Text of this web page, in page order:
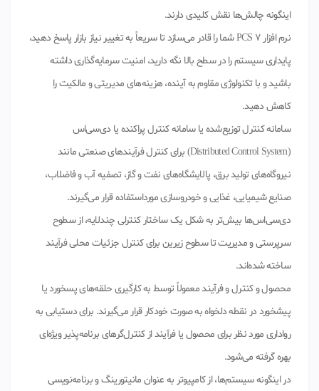
اینگونه چالش‌ها نقش کلیدی دارند.
نرم افزار PCS 7 شما را قادر می‌سازد تا سریعاً به تغییر نیاز بازار پاسخ دهید،
پایداری سیستم را در سطح بالا نگه دارید، امنیت سرمایه‌گذاری داشته
باشید و با تکنولوژی مقاوم به آینده، هزینه‌های مدیریتی و مالکیت را
کاهش دهید.
سامانه کنترل توزیع‌شده یا سامانه کنترل پراکنده یا دی‌سی‌اس
(Distributed Control System) برای کنترل فرآیندهای صنعتی مانند
نیروگاه‌های تولید برق، پالایشگاه‌های نفت و گاز، تصفیه آب و فاضلاب،
صنایع شیمیایی، غذایی و خودروسازی مورداستفاده قرار می‌گیرند.
دی‌سی‌اس‌ها بیش‌تر به شکل یک ساختار کنترلی چندلایه، از سطوح
سرپرستی و مدیریت تا سطوح زیرین برای کنترل جزئیات محلی فرآیند
ساخته شده‌اند.
محصول و کنترل و فرآیند معمولاً توسط به کارگیری حلقه‌های پسخورد یا
پیشخورد در نقطه دلخواه به صورت خودکار قرار می‌گیرند. برای دستیابی به
رواداری مورد نظر برای محصول یا فرآیند از کنترل‌گرهای برنامه‌پذیر ویژه‌ای
بهره گرفته می‌شود.
در اینگونه سیستم‌ها، از کامپیوتر به عنوان مانیتورینگ و برنامه‌نویسی